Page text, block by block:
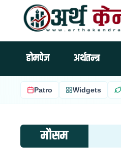
होमपेज अर्थतन्त्र
Patro Widgets
मौसम